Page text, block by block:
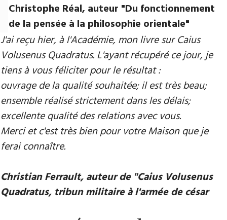
Christophe Réal, auteur ​"Du fonctionnement
de la pensée à la philosophie orientale"
J'ai reçu hier, à l'Académie, mon livre sur Caius
Volusenus Quadratus. L'ayant récupéré ce jour, je
tiens à vous féliciter pour le résultat :
ouvrage de la qualité souhaitée; il est très beau;
ensemble réalisé strictement dans les délais;
excellente qualité des relations avec vous.
Merci et c'est très bien pour votre Maison que je
ferai connaître.
Christian Ferrault, auteur de "Caius Volusenus
Quadratus, tribun militaire à l'armée de césar